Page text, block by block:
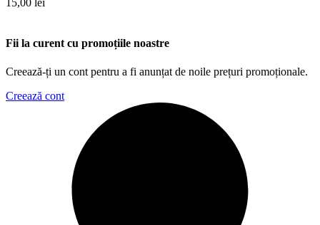
15,00 lei
Fii la curent cu promoțiile noastre
Creează-ți un cont pentru a fi anunțat de noile prețuri promoționale.
Creează cont